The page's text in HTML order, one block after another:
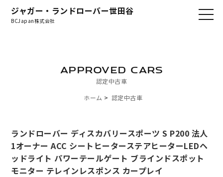
ジャガー・ランドローバー世田谷
BCJapan株式会社
認定中古車
APPROVED CARS
ホーム 認定中古車
ランドローバー ディスカバリースポーツ S P200 法人
1オーナー ACC シートヒーターステアヒーターLEDヘ
ッドライト パワーテールゲート ブラインドスポット
モニター テレインレスポンス カープレイ